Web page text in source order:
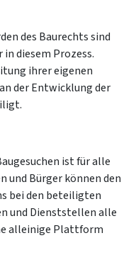
des Baurechts sind
diesem Prozess.
ihrer eigenen
der Entwicklung der
ist für alle
und Bürger können den
bei den beteiligten
und Dienststellen alle
alleinige Plattform